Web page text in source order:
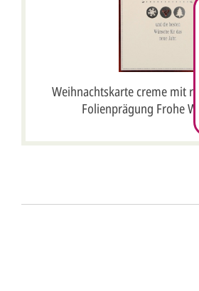
Weihnachtskarte creme mit
Folienprägung Frohe